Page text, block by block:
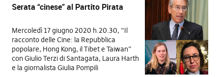
Serata “cinese” al Partito Pirata
Mercoledì 17 giugno 2020 h.20.30, “Il
racconto delle Cine: la Repubblica
popolare, Hong Kong, il Tibet e Taiwan”
con Giulio Terzi di Santagata, Laura Harth
e la giornalista Giulia Pompili